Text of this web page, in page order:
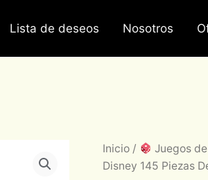
Lista de deseos Nosotros
Inicio/ Juegos
Disney 145 Piezas
Reloj
Rompecabezas
Stitch